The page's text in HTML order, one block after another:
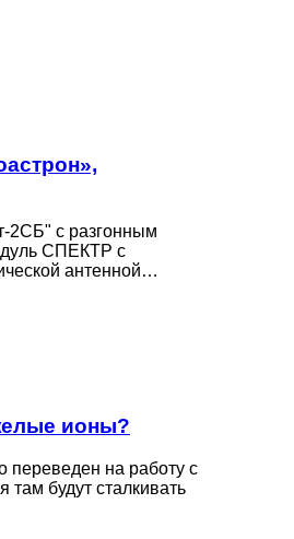
2СБ" с разгонным
СПЕКТР с
антенной…
ионы?
на работу с
там будут сталкивать